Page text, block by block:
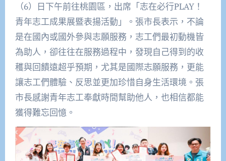
（6）日下午前往桃園區，出席「志在必行PLAY！
青年志工成果展暨表揚活動」。張市長表示，不論
是在國內或國外參與志願服務，志工們最初動機皆
為助人，卻往往在服務過程中，發現自己得到的收
穫與回饋遠超乎預期，尤其是國際志願服務，更能
讓志工們體驗、反思並更加珍惜自身生活環境。張
市長感謝青年志工奉獻時間幫助他人，也相信都能
獲得難忘回憶。